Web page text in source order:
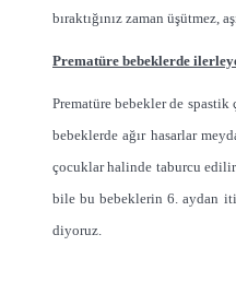
bıraktığınız zaman üşütmez,
Prematüre bebeklerde
Prematüre bebekler de
bebeklerde ağır hasarlar
çocuklar halinde taburcu
bile bu bebeklerin 6. aydan
diyoruz.